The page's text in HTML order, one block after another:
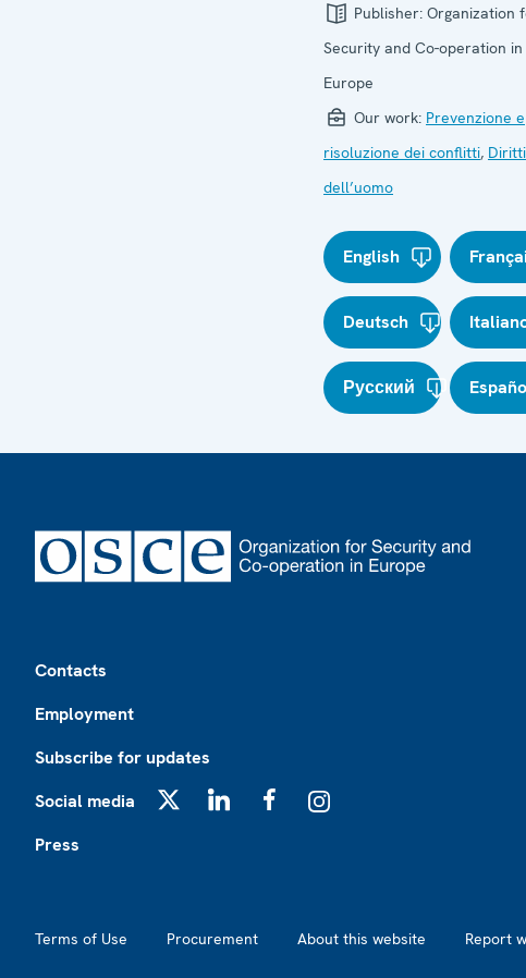
Publisher: Organization
Security and Co-operation in
Europe
Our work: Prevenzione e
risoluzione dei conflitti, Diritti
dell’uomo
English
Deutsch
Русский
Contacts
Employment
Subscribe for updates
Social media
Press
Terms of Use Procurement About this website Report